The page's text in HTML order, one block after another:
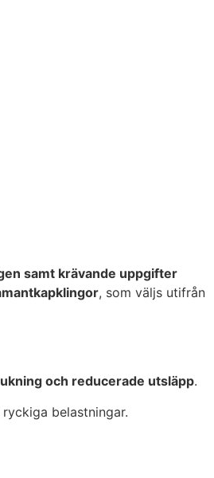
samt krävande uppgifter
, som väljs utifrån
och reducerade utsläpp.
ryckiga belastningar.